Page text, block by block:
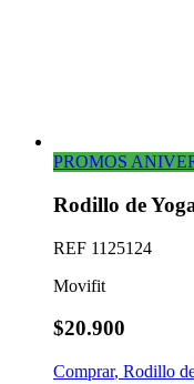
PROMOS
Rodillo de
REF 1125124
Movifit
$20.900
Comprar, Rodillo